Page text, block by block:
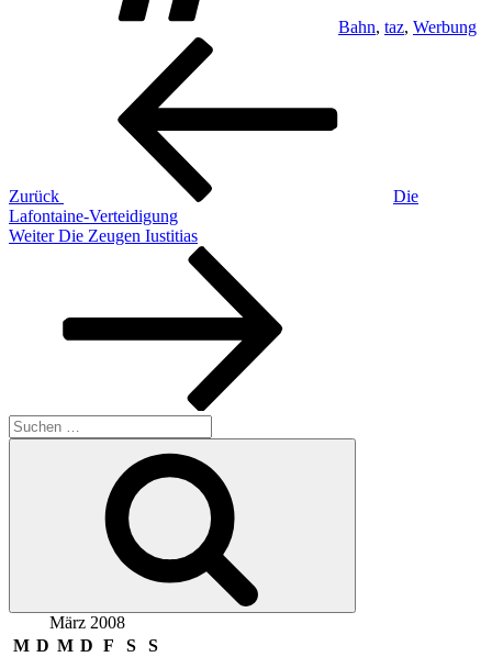
Bahn, taz, Werbung
Beitragsnavigation
Zurück
Die
Lafontaine-Verteidigung
Nächster
Weiter Die Zeugen Iustitias
Suche
nach:
März 2008
M D M D F S
S